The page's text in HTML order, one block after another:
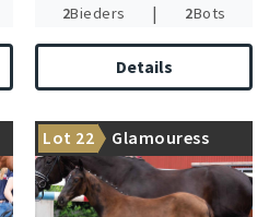
2Bieders | 2Bots
Details
Lot 22 Glamouress
From the family of star sire
Vivaldi